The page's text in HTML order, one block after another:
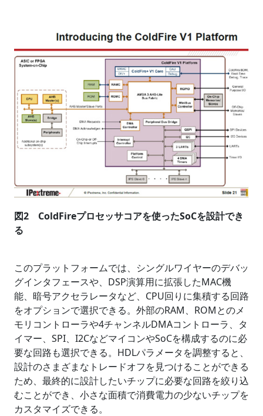
図2 ColdFireプロセッサコアを使ったSoCを設計でき
る
このプラットフォームでは、シングルワイヤーのデバッ
グインタフェースや、DSP演算用に拡張したMAC機
能、暗号アクセラレータなど、CPU回りに集積する回路
をオプションで選択できる。外部のRAM、ROMとのメ
モリコントローラや4チャンネルDMAコントローラ、タ
イマー、SPI、I2CなどマイコンやSoCを構成するのに必
要な回路も選択できる。HDLパラメータを調整すると、
設計のさまざまなトレードオフを見つけることができる
ため、最終的に設計したいチップに必要な回路を絞り込
むことができ、小さな面積で消費電力の少ないチップを
カスタマイズできる。